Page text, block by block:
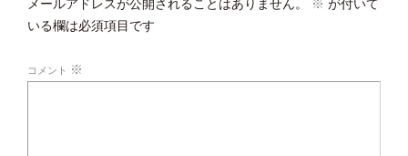
メールアドレスが公開されることはありません。 ※ が付いて
いる欄は必須項目です
コメント ※